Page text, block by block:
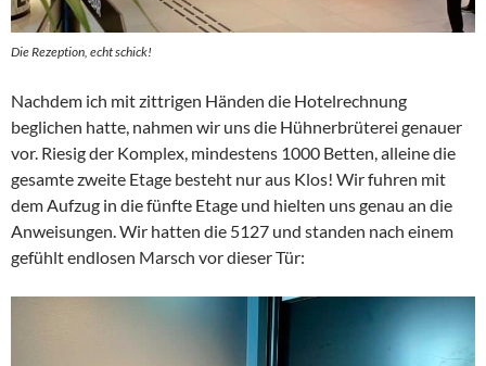
Die Rezeption, echt schick!
Nachdem ich mit zittrigen Händen die Hotelrechnung
beglichen hatte, nahmen wir uns die Hühnerbrüterei genauer
vor. Riesig der Komplex, mindestens 1000 Betten, alleine die
gesamte zweite Etage besteht nur aus Klos! Wir fuhren mit
dem Aufzug in die fünfte Etage und hielten uns genau an die
Anweisungen. Wir hatten die 5127 und standen nach einem
gefühlt endlosen Marsch vor dieser Tür: